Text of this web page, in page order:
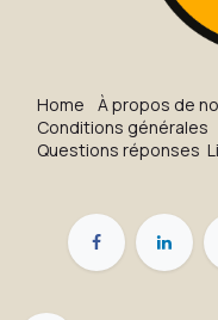
H​o​me À propos de
Conditions générales
Questions réponses